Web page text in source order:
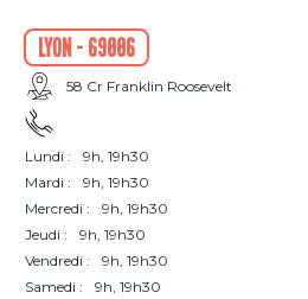
Lyon - 69006
58 Cr Franklin Roosevelt
Lundi :
9h, 19h30
Mardi :
9h, 19h30
Mercredi :
9h, 19h30
Jeudi :
9h, 19h30
Vendredi :
9h, 19h30
Samedi :
9h, 19h30